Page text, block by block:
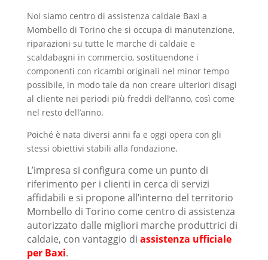
Noi siamo centro di assistenza caldaie Baxi a
Mombello di Torino che si occupa di manutenzione,
riparazioni su tutte le marche di caldaie e
scaldabagni in commercio, sostituendone i
componenti con ricambi originali nel minor tempo
possibile, in modo tale da non creare ulteriori disagi
al cliente nei periodi più freddi dell’anno, così come
nel resto dell’anno.
Poiché è nata diversi anni fa e oggi opera con gli
stessi obiettivi stabili alla fondazione.
L’impresa si configura come un punto di
riferimento per i clienti in cerca di servizi
affidabili e si propone all’interno del territorio
Mombello di Torino come centro di assistenza
autorizzato dalle migliori marche produttrici di
caldaie, con vantaggio di assistenza ufficiale
per Baxi.